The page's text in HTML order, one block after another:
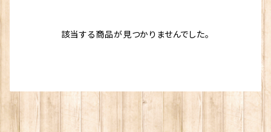
該当する商品が見つかりませんでした。